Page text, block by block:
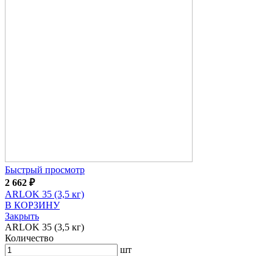
Быстрый просмотр
2 662 ₽
ARLOK 35 (3,5 кг)
В КОРЗИНУ
Закрыть
ARLOK 35 (3,5 кг)
Количество
шт